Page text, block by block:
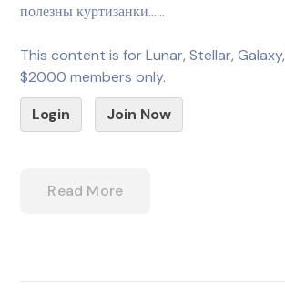
полезны куртизанки…...
This content is for Lunar, Stellar,
$2000 members only.
Login
Join Now
Read More